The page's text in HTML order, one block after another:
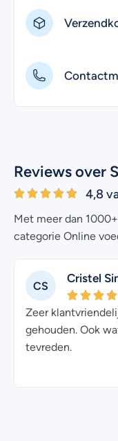
Reviews over
4,8
Met meer dan
categorie Online
CS
Cristel
Zeer
gehouden. Ook
tevreden.